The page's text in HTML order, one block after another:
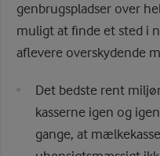
genbrugspladser over
muligt at finde et sted i
aflevere overskydende
Det bedste rent
kasserne igen og
gange, at